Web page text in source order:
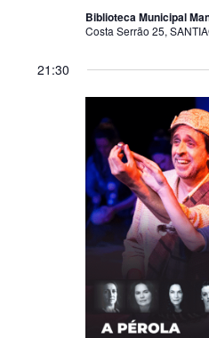
Biblioteca Municipal
Costa Serrão 25,
21:30